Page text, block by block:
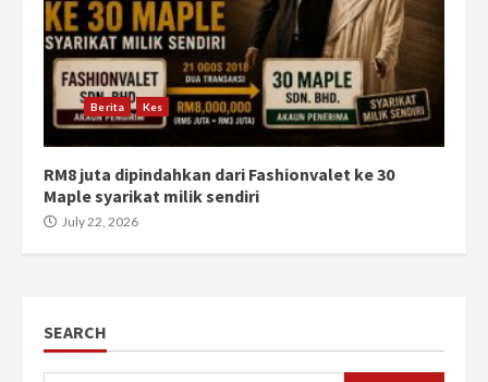
Berita Kes
RM8 juta dipindahkan dari Fashionvalet ke 30
Maple syarikat milik sendiri
July 22, 2026
SEARCH